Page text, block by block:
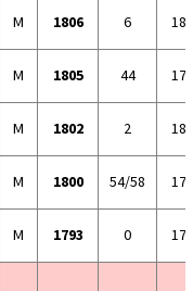
M 1806 6
M 1805 44
M 1802 2
M 1800 54/58
M 1793 0